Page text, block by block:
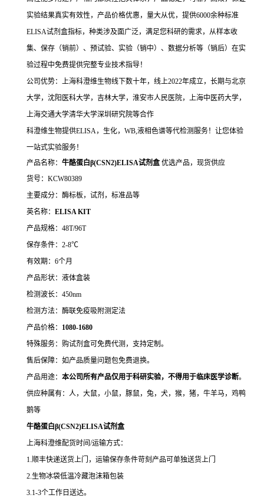
实验结果真实有效性，产品价格优惠，量大从优，提供6000余种标准
ELISA试剂盒指标，种类涉及面广泛，满足您科研的需求，从样本收
集、保存（销前）、预试验、实验（销中）、数据分析等（销后）在实
验过程中免费提供完整专业技术指导！
公司优势：上海科澄维生物线下数十年，线上2022年成立，长期与北京
大学，沈阳医科大学，吉林大学，淮安市人民医院，上海中医药大学，
上海交通大学清华大学深圳研究院等合作
科澄维生物提供ELISA，生化，WB,液相色谱等代检测服务！让您体验
一站式实验服务！
产品名称： 牛酪蛋白β(CSN2)ELISA试剂盒 优选产品，现货供应
货号：KCW80389
主要成分：酶标板，试剂，标准品等
英名称： ELISA KIT
产品规格：48T/96T
保存条件：2-8℃
有效期：6个月
产品形状：液体盒装
检测波长：450nm
检测方法：酶联免疫吸附测定法
产品价格： 1080-1680
特殊服务：购试剂盒可免费代测，支持定制。
售后保障：如产品质量问题包免费退换。
产品用途： 本公司所有产品仅用于科研实验，不得用于临床医学诊断。
供应种属有：人，大鼠，小鼠，豚鼠，兔，犬，猴，猪，牛羊马，鸡鸭
鹅等
牛酪蛋白β(CSN2)ELISA试剂盒
上海科澄维配货时间/运输方式：
1.顺丰快递送货上门，运输保存条件苛刻产品可单独送货上门
2.生物冰袋低温冷藏泡沫箱包装
3.1-3个工作日送达。